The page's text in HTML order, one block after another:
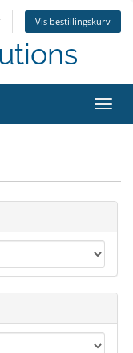
Vis bestillingskurv
Skift